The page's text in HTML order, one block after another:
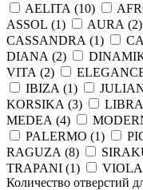
AELITA (10)
ASSOL (1) AURA (2)
CASSANDRA (1)
DIANA (2)
VITA (2)
IBIZA (1)
KORSIKA (3)
MEDEA (4)
PALERMO (1)
RAGUZA (8)
TRAPANI (1)
Количество отверстий